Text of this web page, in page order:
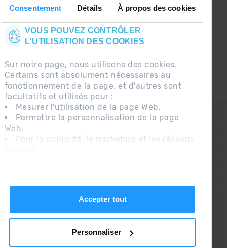
Consentement Détails À propos des cookies
VOUS POUVEZ CONTRÔLER
L'UTILISATION DES COOKIES
Sur notre page, nous utilisons des cookies.
Certains sont absolument nécessaires au
fonctionnement de la page, et d'autres sont
facultatifs et utilisés pour :
Mesurer l'utilisation de la page Web.
Permettre la personnalisation de la page
Web.
Pour la publicité, le marketing et les réseaux
En cliquant sur « Accepter tout », vous
Accepter tout
Personnaliser
CONTACT
QUESTIONS FRÉQUENTES